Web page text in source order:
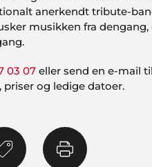
anerkendt tribute-
musikken fra
03 07 eller send en e-mail til
og ledige datoer.